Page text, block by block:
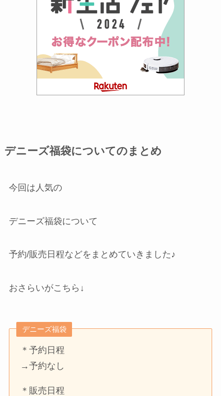
デニーズ福袋についてのまとめ
今回は人気の
デニーズ福袋について
予約/販売日程などをまとめていきました♪
おさらいがこちら↓
デニーズ福袋
＊予約日程
→予約なし
＊販売日程